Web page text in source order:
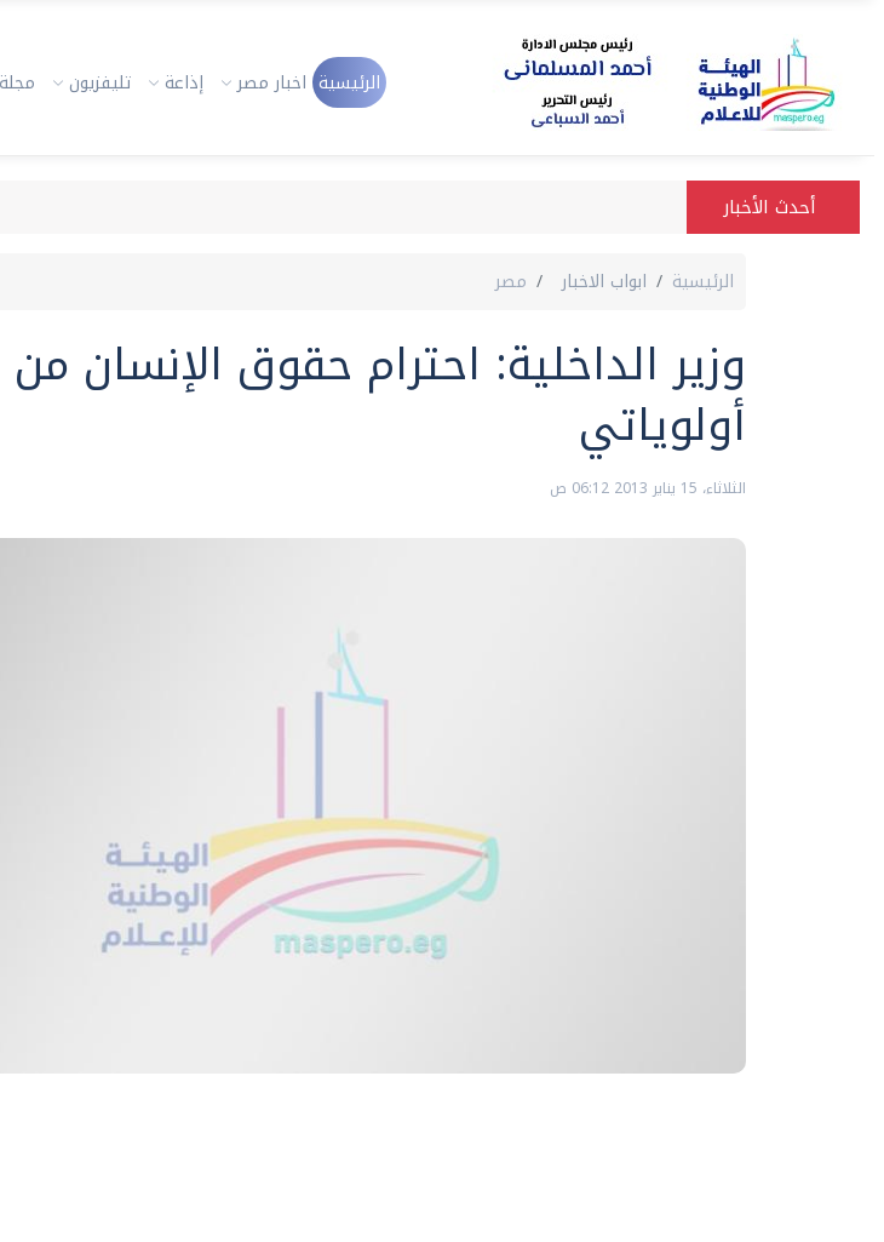
الرئيسية اخبار مصر إذاعة تليفزيون
أحدث الأخبار
الرئيسية ابواب الاخبار مصر
وزير الداخلية: احترام حقوق الإنسان من
أولوياتي
الثلاثاء، 15 يناير 2013 06:12 ص